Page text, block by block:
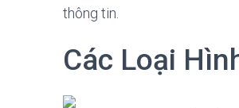
thông tin.
Các Loại